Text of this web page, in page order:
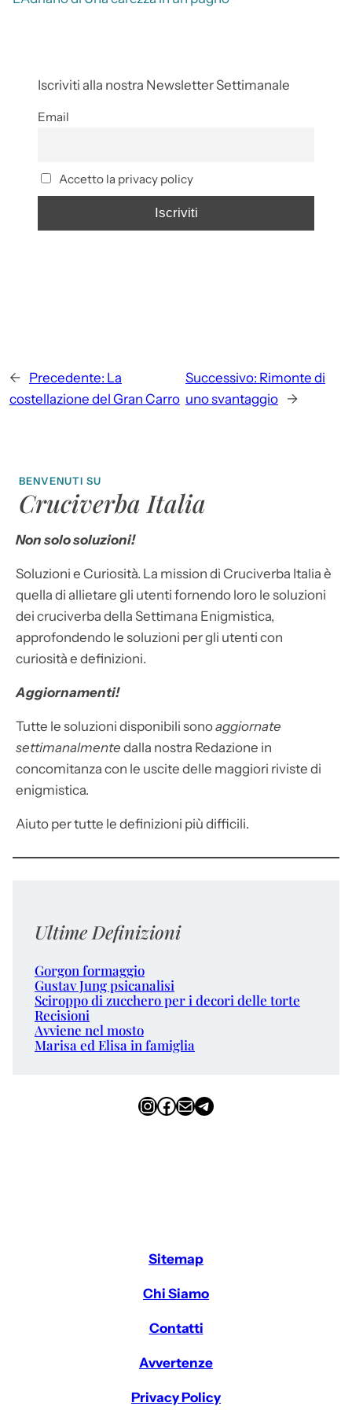
Iscriviti alla nostra Newsletter Settimanale
Email
Accetto la privacy policy
← Precedente: La
costellazione del Gran Carro
Successivo: Rimonte di
uno svantaggio →
BENVENUTI SU
Cruciverba Italia
Non solo soluzioni!
Soluzioni e Curiosità. La mission di Cruciverba Italia è
quella di allietare gli utenti fornendo loro le soluzioni
dei cruciverba della Settimana Enigmistica,
approfondendo le soluzioni per gli utenti con
curiosità e definizioni.
Aggiornamenti!
Tutte le soluzioni disponibili sonoaggiornate
settimanalmente dalla nostra Redazione in
concomitanza con le uscite delle maggiori riviste di
enigmistica.
Aiuto per tutte le definizioni più difficili.
Ultime Definizioni
Gorgon formaggio
Gustav Jung psicanalisi
Sciroppo di zucchero per i decori delle torte
Recisioni
Avviene nel mosto
Marisa ed Elisa in famiglia
InstagramFacebook Email Telegram
Sitemap
Chi Siamo
Contatti
Avvertenze
Privacy Policy